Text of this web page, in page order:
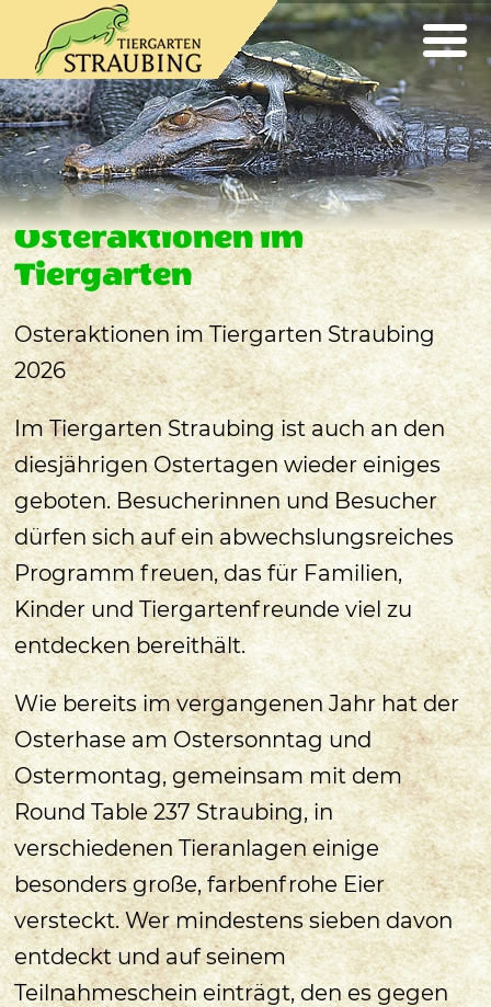
Osteraktionen im
Tiergarten
Osteraktionen im Tiergarten Straubing
2026
Im Tiergarten Straubing ist auch an den
diesjährigen Ostertagen wieder einiges
geboten. Besucherinnen und Besucher
dürfen sich auf ein abwechslungsreiches
Programm freuen, das für Familien,
Kinder und Tiergartenfreunde viel zu
entdecken bereithält.
Wie bereits im vergangenen Jahr hat der
Osterhase am Ostersonntag und
Ostermontag, gemeinsam mit dem
Round Table 237 Straubing, in
verschiedenen Tieranlagen einige
besonders große, farbenfrohe Eier
versteckt. Wer mindestens sieben davon
entdeckt und auf seinem
Teilnahmeschein einträgt, den es gegen